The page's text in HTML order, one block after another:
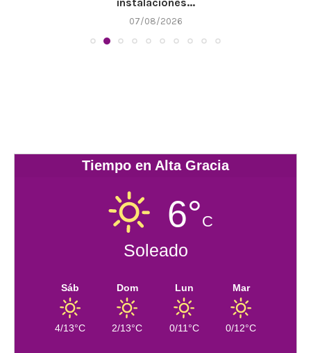
instalaciones...
07/08/2026
Tiempo en Alta Gracia
6°C
Soleado
Sáb
4/13°C
Dom
2/13°C
Lun
0/11°C
Mar
0/12°C